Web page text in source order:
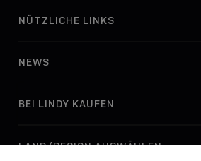
NÜTZLICHE LINKS
NEWS
BEI LINDY KAUFEN